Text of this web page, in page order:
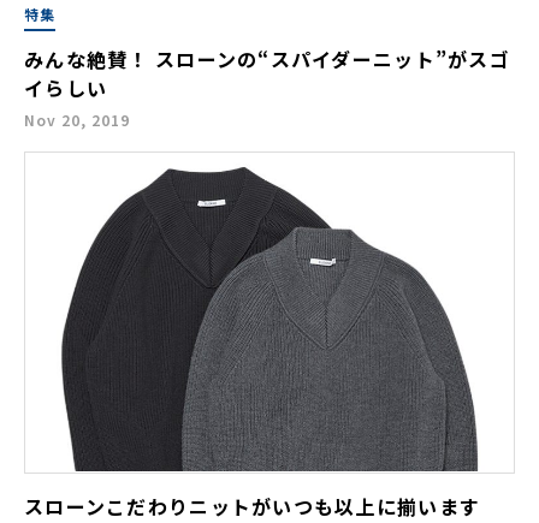
特集
みんな絶賛！ スローンの“スパイダーニット”がスゴ
イらしい
Nov 20, 2019
スローンこだわりニットがいつも以上に揃います